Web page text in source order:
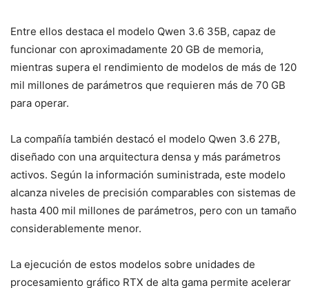
Entre ellos destaca el modelo Qwen 3.6 35B, capaz de
funcionar con aproximadamente 20 GB de memoria,
mientras supera el rendimiento de modelos de más de 120
mil millones de parámetros que requieren más de 70 GB
para operar.
La compañía también destacó el modelo Qwen 3.6 27B,
diseñado con una arquitectura densa y más parámetros
activos. Según la información suministrada, este modelo
alcanza niveles de precisión comparables con sistemas de
hasta 400 mil millones de parámetros, pero con un tamaño
considerablemente menor.
La ejecución de estos modelos sobre unidades de
procesamiento gráfico RTX de alta gama permite acelerar